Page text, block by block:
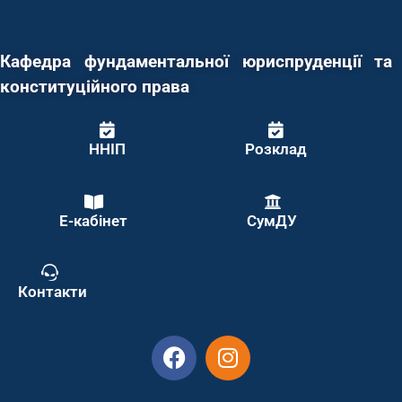
Кафедра фундаментальної юриспруденції та
конституційного права
ННІП Розклад
Е-кабінет СумДУ
Контакти